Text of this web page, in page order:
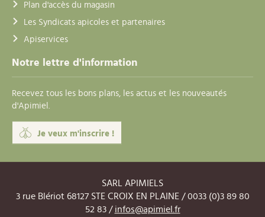
Plan d'accès du magasin
Les Syndicats apicoles et partenaires
Apiservices
Notre lettre d'information
Recevez tous les bons plans, les actus et les nouveautés
d'Apimiel.
Je veux m'inscrire !
SARL APIMIELS
3 rue Blériot 68127 STE CROIX EN PLAINE / 0033 (0)3 89 80
52 83 / infos@apimiel.fr